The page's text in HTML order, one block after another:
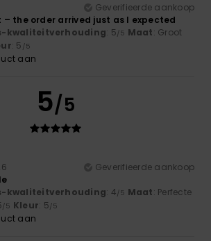
Geverifieerde aankoop
– the order arrived just as I expected
kwaliteitverhouding: 5/5 Maat: Groot
: 5 /5
aan
5/5
Geverifieerde aankoop
kwaliteitverhouding: 4/5 Maat: Perfecte
/5 Kleur: 5/5
aan